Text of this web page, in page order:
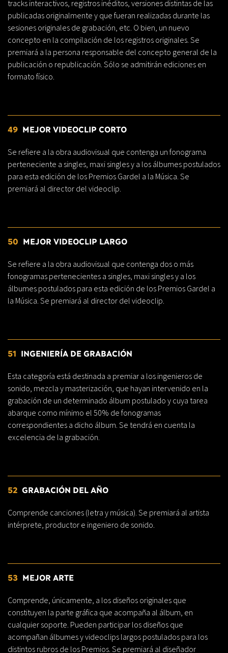
tracks interactivos, registros inéditos, versiones distintas de las
publicadas originalmente y que fueran realizadas durante las
sesiones originales de grabación, etc. O bien, un nuevo
concepto en la compilación de los registros originales. Se
premiará a la persona responsable del concepto general de la
publicación o republicación. Sólo se admitirán ediciones en
formato físico.
49 MEJOR VIDEOCLIP CORTO
Se refiere a la obra audiovisual que contenga un fonograma
perteneciente a singles, maxi singles y a los álbumes postulados
para esta edición de los Premios Gardel a la Música. Se
premiará al director del videoclip.
50 MEJOR VIDEOCLIP LARGO
Se refiere a la obra audiovisual que contenga dos o más
fonogramas pertenecientes a singles, maxi singles y a los
álbumes postulados para esta edición de los Premios Gardel a
la Música. Se premiará al director del videoclip.
51 INGENIERÍA DE GRABACIÓN
Esta categoría está destinada a premiar a los ingenieros de
sonido, mezcla y masterización, que hayan intervenido en la
grabación de un determinado álbum postulado y cuya tarea
abarque como mínimo el 50% de fonogramas
correspondientes a dicho álbum. Se tendrá en cuenta la
excelencia de la grabación.
52 GRABACIÓN DEL AÑO
Comprende canciones (letra y música). Se premiará al artista
intérprete, productor e ingeniero de sonido.
53 MEJOR ARTE
Comprende, únicamente, a los diseños originales que
constituyen la parte gráfica que acompaña al álbum, en
cualquier soporte. Pueden participar los diseños que
acompañan álbumes y videoclips largos postulados para los
distintos rubros de los Premios. Se premiará al diseñador